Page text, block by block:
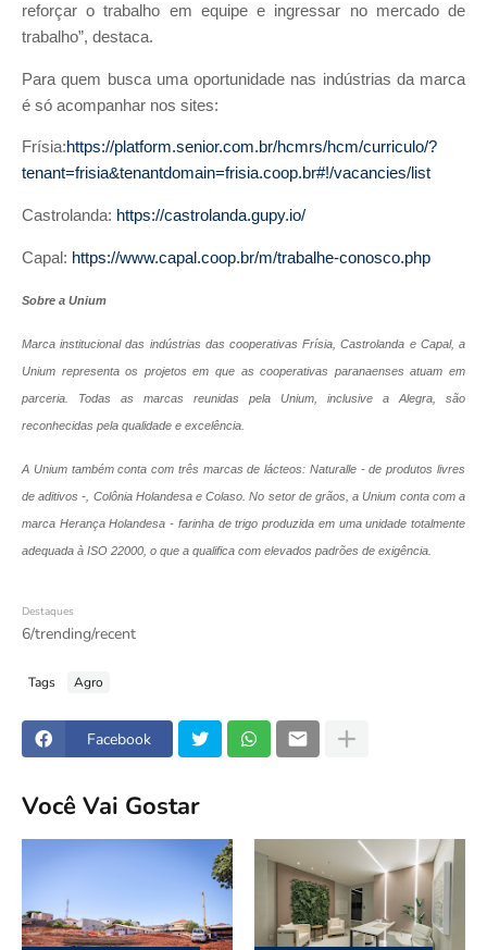
reforçar o trabalho em equipe e ingressar no mercado de
trabalho”, destaca.
Para quem busca uma oportunidade nas indústrias da marca
é só acompanhar nos sites:
Frísia:https://platform.senior.com.br/hcmrs/hcm/curriculo/?
tenant=frisia&tenantdomain=frisia.coop.br#!/vacancies/list
Castrolanda: https://castrolanda.gupy.io/
Capal: https://www.capal.coop.br/m/trabalhe-conosco.php
Sobre a Unium
Marca institucional das indústrias das cooperativas Frísia, Castrolanda e Capal, a
Unium representa os projetos em que as cooperativas paranaenses atuam em
parceria. Todas as marcas reunidas pela Unium, inclusive a Alegra, são
reconhecidas pela qualidade e excelência.
A Unium também conta com três marcas de lácteos: Naturalle - de produtos livres
de aditivos -, Colônia Holandesa e Colaso. No setor de grãos, a Unium conta com a
marca Herança Holandesa - farinha de trigo produzida em uma unidade totalmente
adequada à ISO 22000, o que a qualifica com elevados padrões de exigência.
Destaques
6/trending/recent
Tags Agro
Facebook
Você Vai Gostar